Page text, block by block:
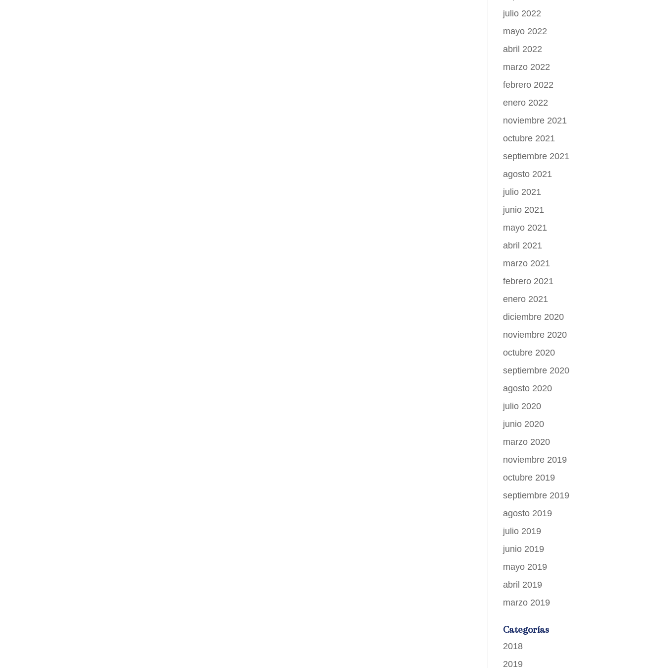
julio 2022
mayo 2022
abril 2022
marzo 2022
febrero 2022
enero 2022
noviembre 2021
octubre 2021
septiembre 2021
agosto 2021
julio 2021
junio 2021
mayo 2021
abril 2021
marzo 2021
febrero 2021
enero 2021
diciembre 2020
noviembre 2020
octubre 2020
septiembre 2020
agosto 2020
julio 2020
junio 2020
marzo 2020
noviembre 2019
octubre 2019
septiembre 2019
agosto 2019
julio 2019
junio 2019
mayo 2019
abril 2019
marzo 2019
Categorías
2018
2019